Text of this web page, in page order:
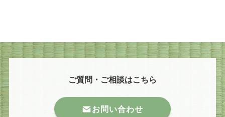
ご質問・ご相談はこちら
お問い合わせ